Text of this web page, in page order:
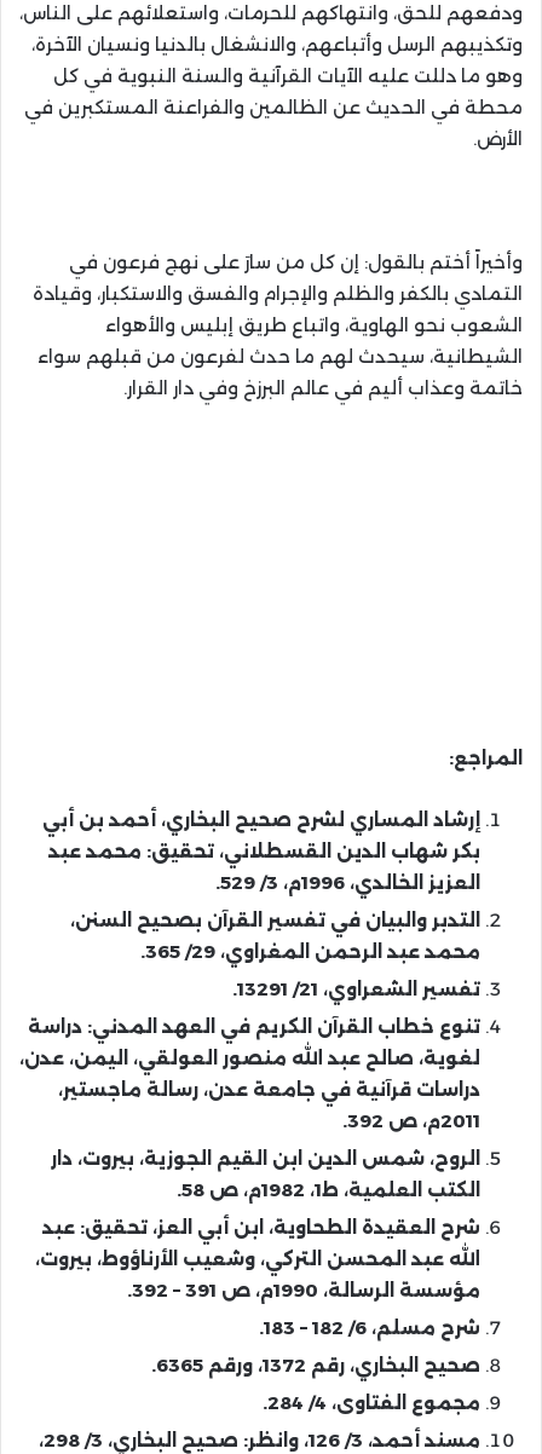
ودفعهم للحق، وانتهاكهم للحرمات، واستعلائهم على الناس،
وتكذيبهم الرسل وأتباعهم، والانشغال بالدنيا ونسيان الآخرة،
وهو ما دللت عليه الآيات القرآنية والسنة النبوية في كل
محطة في الحديث عن الظالمين والفراعنة المستكبرين في
الأرض.
وأخيراً أختم بالقول: إن كل من سارَ على نهج فرعون في
التمادي بالكفر والظلم والإجرام والفسق والاستكبار، وقيادة
الشعوب نحو الهاوية، واتباع طريق إبليس والأهواء
الشيطانية، سيحدث لهم ما حدث لفرعون من قبلهم سواء
خاتمة وعذاب أليم في عالم البرزخ وفي دار القرار.
المراجع:
إرشاد المساري لشرح صحيح البخاري، أحمد بن أبي
بكر شهاب الدين القسطلاني، تحقيق: محمد عبد
العزيز الخالدي، 1996م، 3/ 529.
التدبر والبيان في تفسير القرآن بصحيح السنن،
محمد عبد الرحمن المغراوي، 29/ 365.
تفسير الشعراوي، 21/ 13291.
تنوع خطاب القرآن الكريم في العهد المدني: دراسة
لغوية، صالح عبد الله منصور العولقي، اليمن، عدن،
دراسات قرآنية في جامعة عدن، رسالة ماجستير،
2011م، ص 392.
الروح، شمس الدين ابن القيم الجوزية، بيروت، دار
الكتب العلمية، ط1، 1982م، ص 58.
شرح العقيدة الطحاوية، ابن أبي العز، تحقيق: عبد
الله عبد المحسن التركي، وشعيب الأرناؤوط، بيروت،
مؤسسة الرسالة، 1990م، ص 391 – 392.
شرح مسلم، 6/ 182 – 183.
صحيح البخاري، رقم 1372، ورقم 6365.
مجموع الفتاوى، 4/ 284.
مسند أحمد، 3/ 126، وانظر: صحيح البخاري، 3/ 298،